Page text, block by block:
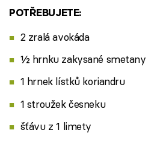
POTŘEBUJETE:
2 zralá avokáda
½ hrnku zakysané smetany
1 hrnek lístků koriandru
1 stroužek česneku
šťávu z 1 limety